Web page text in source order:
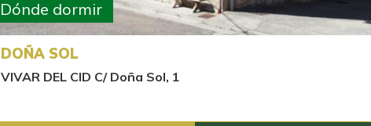
Dónde dormir
DOÑA SOL
VIVAR DEL CID C/ Doña Sol, 1